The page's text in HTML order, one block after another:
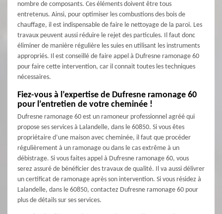
nombre de composants. Ces éléments doivent être tous
entretenus. Ainsi, pour optimiser les combustions des bois de
chauffage, il est indispensable de faire le nettoyage de la paroi. Les
travaux peuvent aussi réduire le rejet des particules. Il faut donc
éliminer de manière régulière les suies en utilisant les instruments
appropriés. Il est conseillé de faire appel à Dufresne ramonage 60
pour faire cette intervention, car il connait toutes les techniques
nécessaires.
Fiez-vous à l’expertise de Dufresne ramonage 60
pour l’entretien de votre cheminée !
Dufresne ramonage 60 est un ramoneur professionnel agréé qui
propose ses services à Lalandelle, dans le 60850. Si vous êtes
propriétaire d’une maison avec cheminée, il faut que procéder
régulièrement à un ramonage ou dans le cas extrême à un
débistrage. Si vous faites appel à Dufresne ramonage 60, vous
serez assuré de bénéficier des travaux de qualité. Il va aussi délivrer
un certificat de ramonage après son intervention. Si vous résidez à
Lalandelle, dans le 60850, contactez Dufresne ramonage 60 pour
plus de détails sur ses services.